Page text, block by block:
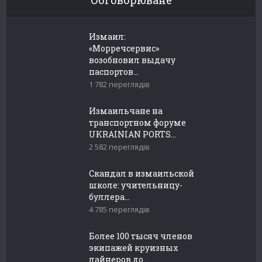
Измаил:
«Морречсервис»
возобновил выдачу
паспортов...
1 782 переглядів
Измаильчане на
транспортном форуме
UKRAINIAN PORTS...
2 582 переглядів
Скандал в измаильской
школе: учительницу-
буллера...
4 785 переглядів
Более 100 тысяч членов
экипажей круизных
лайнеров до...